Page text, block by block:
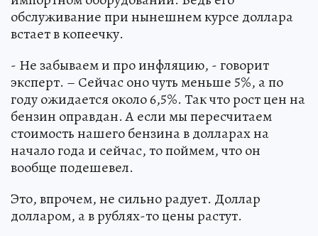
обслуживание при нынешнем курсе доллара
встает в копеечку.
- Не забываем и про инфляцию, - говорит
эксперт. – Сейчас оно чуть меньше 5%, а по
году ожидается около 6,5%. Так что рост цен на
бензин оправдан. А если мы пересчитаем
стоимость нашего бензина в долларах на
начало года и сейчас, то поймем, что он
вообще подешевел.
Это, впрочем, не сильно радует. Доллар
долларом, а в рублях-то цены растут.